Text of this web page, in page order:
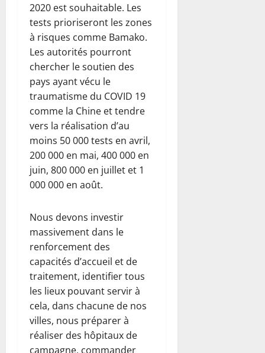
2020 est souhaitable. Les
tests prioriseront les zones
à risques comme Bamako.
Les autorités pourront
chercher le soutien des
pays ayant vécu le
traumatisme du COVID 19
comme la Chine et tendre
vers la réalisation d’au
moins 50 000 tests en avril,
200 000 en mai, 400 000 en
juin, 800 000 en juillet et 1
000 000 en août.
Nous devons investir
massivement dans le
renforcement des
capacités d’accueil et de
traitement, identifier tous
les lieux pouvant servir à
cela, dans chacune de nos
villes, nous préparer à
réaliser des hôpitaux de
campagne, commander